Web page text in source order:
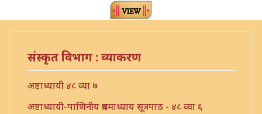
संस्कृत विभाग : व्याकरण
अष्टाध्यायी ४८ व्या ७
अष्टाध्यायी-पाणिनीय प्रथमाध्याय सूत्रपाठ - ४८ व्या ६